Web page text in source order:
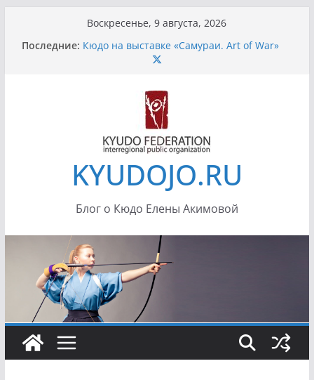
содержимому
Воскресенье, 9 августа, 2026
Последние: Кюдо на выставке «Самураи. Art of War»
Санкт-Петербург
Усилия при натяжении лука
Летний Кюдо сезон 2012
Семинар Ино Сенсея 7-8 июля 2012 в
Истре, додзе «Сейдокан»
KYUDOJO.RU
Блог о Кюдо Елены Акимовой